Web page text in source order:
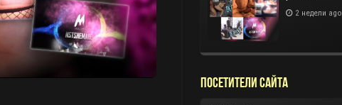
2 недели ago
Посетители сайта